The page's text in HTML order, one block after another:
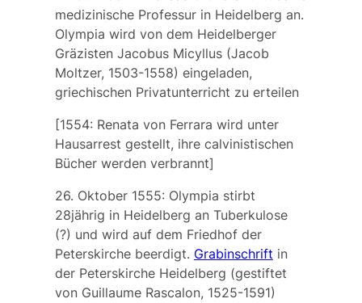
medizinische Professur in Heidelberg an.
Olympia wird von dem Heidelberger
Gräzisten Jacobus Micyllus(Jacob
Moltzer, 1503-1558) eingeladen,
griechischen Privatunterricht zu erteilen
[1554: Renata von Ferrara wird unter
Hausarrest gestellt, ihre calvinistischen
Bücher werden verbrannt]
26. Oktober 1555: Olympia stirbt
28jährig in Heidelberg an Tuberkulose
(?) und wird auf dem Friedhof der
Peterskirche beerdigt. Grabinschrift in
der Peterskirche Heidelberg (gestiftet
von Guillaume Rascalon, 1525-1591)